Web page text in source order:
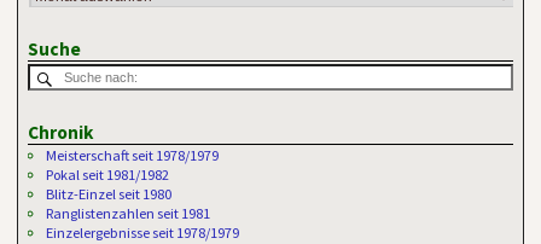
Suche
Chronik
Meisterschaft seit 1978/1979
Pokal seit 1981/1982
Blitz-Einzel seit 1980
Ranglistenzahlen seit 1981
Einzelergebnisse seit 1978/1979